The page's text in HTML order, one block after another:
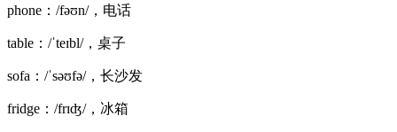
phone：/fəʊn/，电话
table：/ˈteɪbl/，桌子
sofa：/ˈsəʊfə/，长沙发
fridge：/frɪʤ/，冰箱